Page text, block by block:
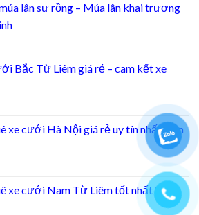
lân sư rồng – Múa lân khai trương
Bắc Từ Liêm giá rẻ – cam kết xe
xe cưới Hà Nội giá rẻ uy tín nhất hiện
xe cưới Nam Từ Liêm tốt nhất hiện